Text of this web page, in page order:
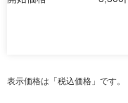
表示価格は「税込価格」です。